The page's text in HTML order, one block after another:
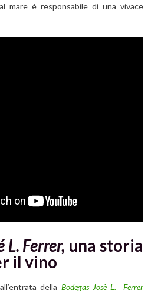
mare è responsabile di una vivace
L. Ferrer, una storia
il vino
della Bodegas Josè L. Ferrer